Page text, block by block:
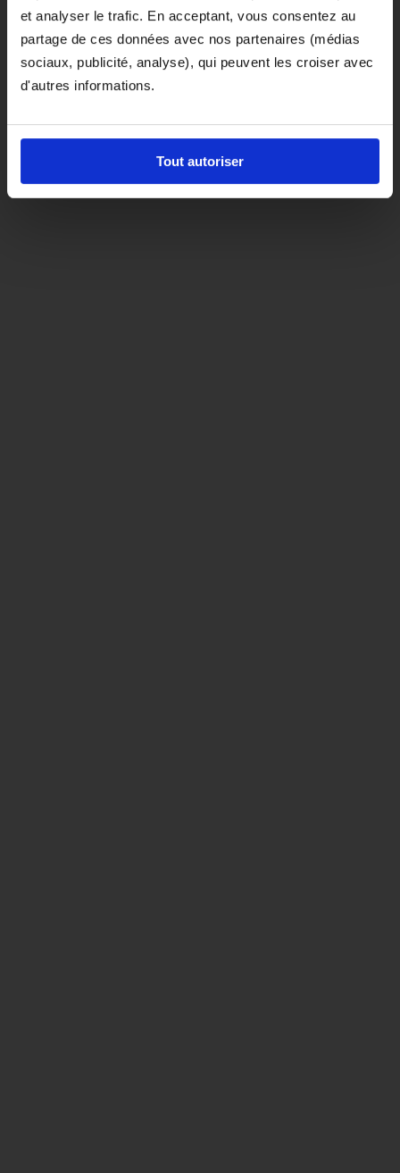
et analyser le trafic. En acceptant, vous consentez au
partage de ces données avec nos partenaires (médias
sociaux, publicité, analyse), qui peuvent les croiser avec
d'autres informations.
Tout autoriser
D'ici là, si vous souhaitez le coloris noir,
orientez-vous vers la matière "indispensable"